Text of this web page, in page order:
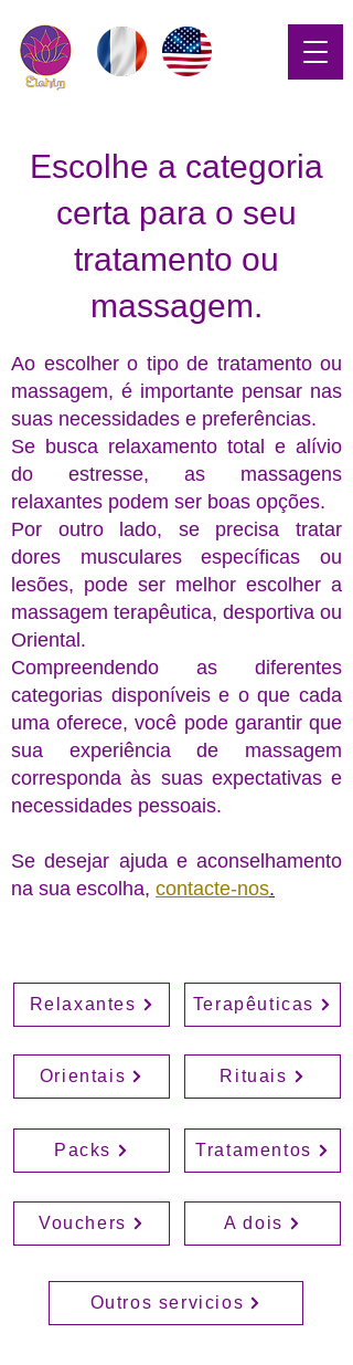
Escolhe a categoria
certa para o seu
tratamento ou
massagem.
Ao escolher o tipo de tratamento ou
massagem, é importante pensar nas
suas necessidades e preferências.
Se busca relaxamento total e alívio
do estresse, as massagens
relaxantes podem ser boas opções.
Por outro lado, se precisa tratar
dores musculares específicas ou
lesões, pode ser melhor escolher a
massagem terapêutica, desportiva ou
Oriental.
Compreendendo as diferentes
categorias disponíveis e o que cada
uma oferece, você pode garantir que
sua experiência de massagem
corresponda às suas expectativas e
necessidades pessoais.
Se desejar ajuda e aconselhamento
na sua escolha, contacte-nos.
Relaxantes Terapêuticas
Orientais Rituais
Packs Tratamentos
Vouchers A dois
Outros servicios